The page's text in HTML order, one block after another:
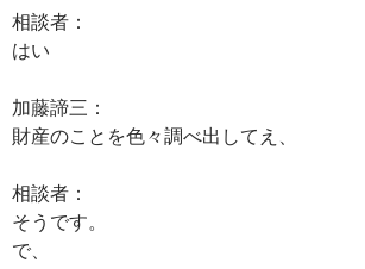
相談者：
はい
加藤諦三：
財産のことを色々調べ出してえ、
相談者：
そうです。
で、